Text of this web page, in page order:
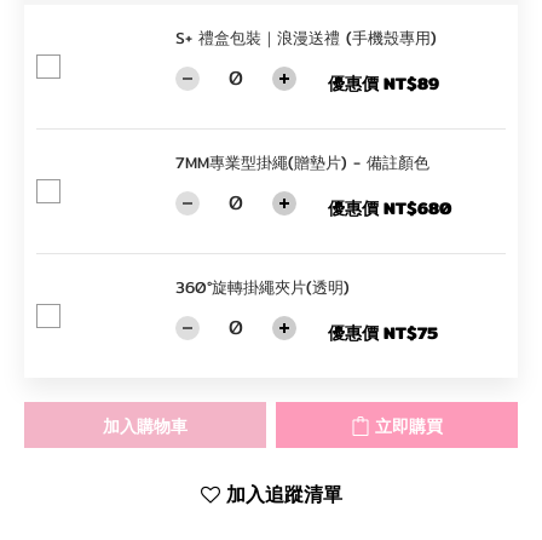
S+ 禮盒包裝｜浪漫送禮 (手機殼專用)
優惠價 NT$89
7MM專業型掛繩(贈墊片) - 備註顏色
優惠價 NT$680
360°旋轉掛繩夾片(透明)
優惠價 NT$75
加入購物車 立即購買
加入追蹤清單